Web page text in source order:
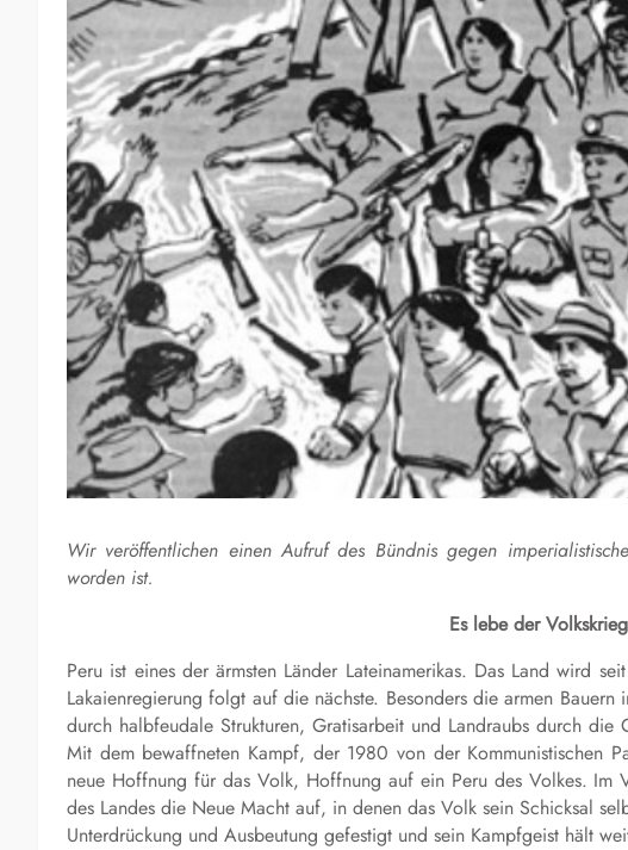
Wir veröffentlichen einen Aufruf des Bündnis gegen
worden ist.
Es lebe der
Peru ist eines der ärmsten Länder Lateinamerikas. Das Land wird
Lakaienregierung folgt auf die nächste. Besonders die armen
durch halbfeudale Strukturen, Gratisarbeit und Landraubs durch
Mit dem bewaffneten Kampf, der 1980 von der Kommunistischen
neue Hoffnung für das Volk, Hoffnung auf ein Peru des Volkes. Im
des Landes die Neue Macht auf, in denen das Volk sein Schicksal
Unterdrückung und Ausbeutung gefestigt und sein Kampfgeist hält